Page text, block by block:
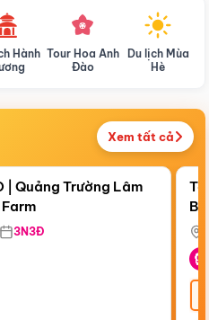
Hành Tour Hoa Anh
Đào
Du lịch Mùa
Hè
Xem tất cả
Điểm nổi bật
| Quảng Trường Lâm
3N3Đ